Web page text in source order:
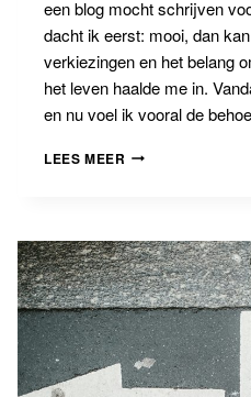
een blog mocht schrijven
dacht ik eerst: mooi, dan
verkiezingen en het belang
het leven haalde me in.
en nu voel ik vooral de
LEES MEER BANNINGBLOG